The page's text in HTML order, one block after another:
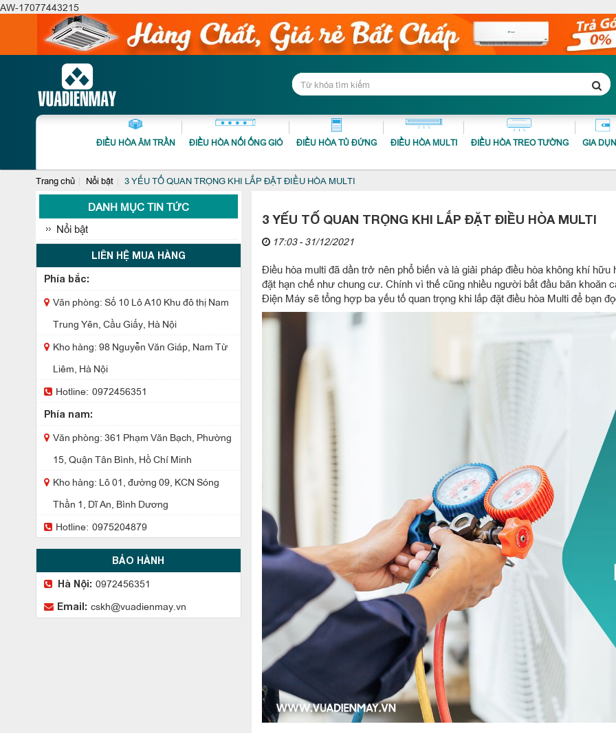
AW-17077443215
ĐIỀU HÒA ÂM TRẦN ĐIỀU HÒA NỐI ỐNG GIÓ ĐIỀU HÒA TỦ ĐỨNG ĐIỀU HÒA MULTI ĐIỀU HÒA TREO TƯỜNG GIA
Trang chủ Nổi bật 3 YẾU TỐ QUAN TRỌNG KHI LẮP ĐẶT ĐIỀU HÒA MULTI
DANH MỤC TIN TỨC
Nổi bật
LIÊN HỆ MUA HÀNG
Phía bắc:
Văn phòng: Số 10 Lô A10 Khu đô thị Nam
Trung Yên, Cầu Giấy, Hà Nội
Kho hàng: 98 Nguyễn Văn Giáp, Nam Từ
Liêm, Hà Nội
Hotline: 0972456351
Phía nam:
Văn phòng: 361 Phạm Văn Bạch, Phường
15, Quận Tân Bình, Hồ Chí Minh
Kho hàng: Lô 01, đường 09, KCN Sóng
Thần 1, Dĩ An, Bình Dương
Hotline: 0975204879
BẢO HÀNH
Hà Nội: 0972456351
Email: cskh@vuadienmay.vn
3 YẾU TỐ QUAN TRỌNG KHI LẮP ĐẶT ĐIỀU HÒA MULTI
17:03 - 31/12/2021
Điều hòa multi đã dần trở nên phổ biến và là giải pháp điều hòa không khí
đặt hạn chế như chung cư. Chính vì thế cũng nhiều người bắt đầu băn khoăn
Điện Máy sẽ tổng hợp ba yếu tố quan trọng khi lắp đặt điều hòa Multi để bạn